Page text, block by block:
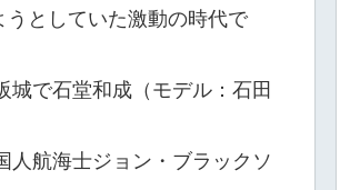
としていた激動の時代で
城で石堂和成（モデル：石田
人航海士ジョン・ブラックソ